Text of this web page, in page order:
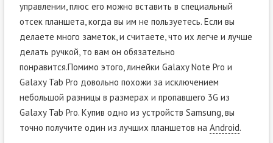
управлении, плюс его можно вставить в специальный
отсек планшета, когда вы им не пользуетесь. Если вы
делаете много заметок, и считаете, что их легче и лучше
делать ручкой, то вам он обязательно
понравится.Помимо этого, линейки Galaxy Note Pro и
Galaxy Tab Pro довольно похожи за исключением
небольшой разницы в размерах и пропавшего 3G из
Galaxy Tab Pro. Купив одно из устройств Samsung, вы
точно получите один из лучших планшетов на Android.